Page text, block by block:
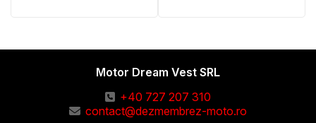
Motor Dream Vest SRL
+40 727 207 310
contact@dezmembrez-moto.ro